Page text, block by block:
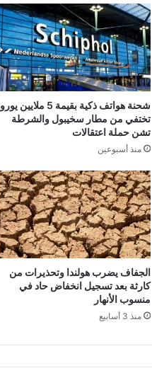
شحنة هواتف ذكية بقيمة 5 ملايين يورو
تختفي من مطار سخيبول والشرطة
تشن حملة اعتقالات
منذ أسبوعين
الجفاف يضرب هولندا وتحذيرات من
كارثة بعد تسجيل انخفاض حاد في
منسوب الأنهار
منذ 3 أسابيع